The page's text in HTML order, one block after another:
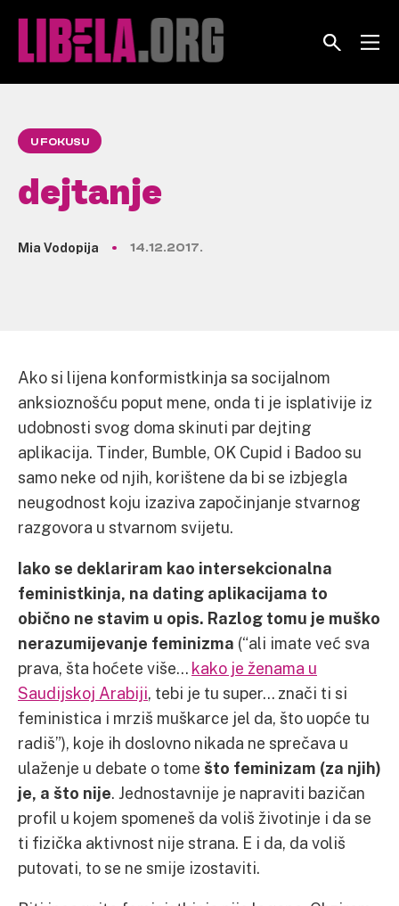
U FOKUSU
dejtanje
Mia Vodopija 14.12.2017.
Ako si lijena konformistkinja sa socijalnom
anksioznošću poput mene, onda ti je isplativije iz
udobnosti svog doma skinuti par dejting
aplikacija. Tinder, Bumble, OK Cupid i Badoo su
samo neke od njih, korištene da bi se izbjegla
neugodnost koju izaziva započinjanje stvarnog
razgovora u stvarnom svijetu.
Iako se deklariram kao intersekcionalna
feministkinja, na dating aplikacijama to
obično ne stavim u opis. Razlog tomu je muško
nerazumijevanje feminizma (“ali imate već sva
prava, šta hoćete više… kako je ženama u
Saudijskoj Arabiji, tebi je tu super… znači ti si
feministica i mrziš muškarce jel da, što uopće tu
radiš”), koje ih doslovno nikada ne sprečava u
ulaženje u debate o tome što feminizam (za njih)
je, a što nije. Jednostavnije je napraviti bazičan
profil u kojem spomeneš da voliš životinje i da se
ti fizička aktivnost nije strana. E i da, da voliš
putovati, to se ne smije izostaviti.